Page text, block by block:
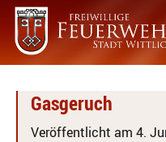
Gasgeruch
Veröffentlicht am 4.